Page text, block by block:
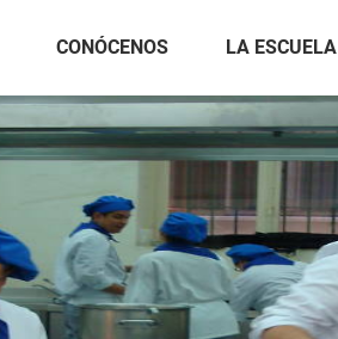
CONÓCENOS LA ESCUELA